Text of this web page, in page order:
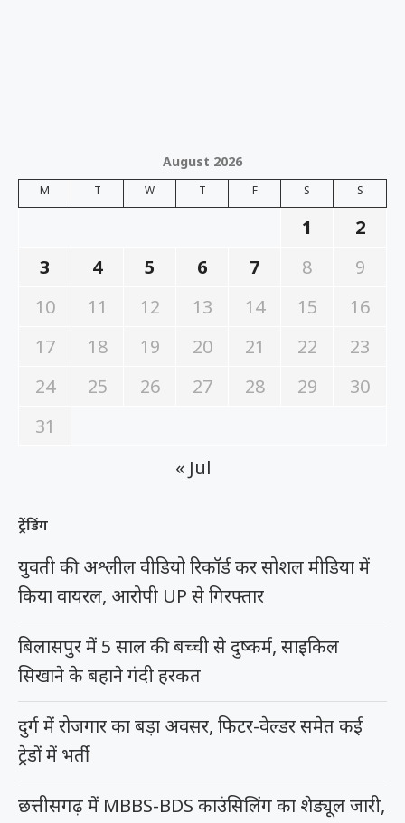
August 2026
M T W T F S S
1
2
3
4 5 6 7 8
9
10
11 12 13 14 15
16
17
18 19 20 21 22
23
24
25 26 27 28 29
30
31
« Jul
ट्रेंडिंग
युवती की अश्लील वीडियो रिकॉर्ड कर सोशल मीडिया में
किया वायरल, आरोपी UP से गिरफ्तार
बिलासपुर में 5 साल की बच्ची से दुष्कर्म, साइकिल
सिखाने के बहाने गंदी हरकत
दुर्ग में रोजगार का बड़ा अवसर, फिटर-वेल्डर समेत कई
ट्रेडों में भर्ती
छत्तीसगढ़ में MBBS-BDS काउंसिलिंग का शेड्यूल जारी,